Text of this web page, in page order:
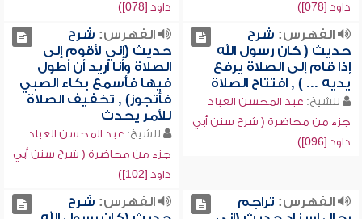
داود [078])
داود [078])
الفهرس: شرح
حديث ( كان رسول الله
إذا قام إلى الصلاة يرفع
يديه ... ) , افتتاح الصلاة
للشيخ: عبد المحسن العباد
جزء من محاضرة ( شرح سنن أبي
داود [096])
الفهرس: شرح
حديث (إني لأقوم إلى
الصلاة وأنا أريد أن أطول
فيها فأسمع بكاء الصبي
فأتجوز) , تخفيف الصلاة
للأمر يحدث
للشيخ: عبد المحسن العباد
جزء من محاضرة ( شرح سنن أبي
داود [102])
الفهرس: تراجم
الفهرس: شرح